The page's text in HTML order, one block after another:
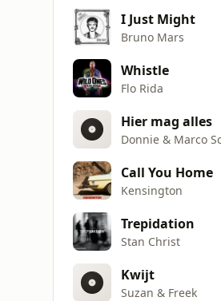
I Just Might
Bruno Mars
Whistle
Flo Rida
Hier mag alles
Donnie & Marco
Call You Home
Kensington
Trepidation
Stan Christ
Kwijt
Suzan & Freek